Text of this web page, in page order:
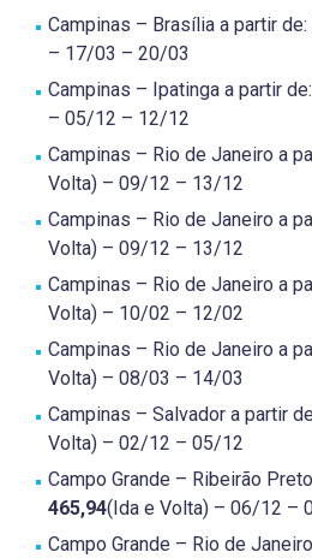
Campinas – Brasília a partir de:
– 17/03 – 20/03
Campinas – Ipatinga a partir de:
– 05/12 – 12/12
Campinas – Rio de Janeiro a
Volta) – 09/12 – 13/12
Campinas – Rio de Janeiro a
Volta) – 09/12 – 13/12
Campinas – Rio de Janeiro a
Volta) – 10/02 – 12/02
Campinas – Rio de Janeiro a
Volta) – 08/03 – 14/03
Campinas – Salvador a partir
Volta) – 02/12 – 05/12
Campo Grande – Ribeirão
465,94(Ida e Volta) – 06/12 –
Campo Grande – Rio de